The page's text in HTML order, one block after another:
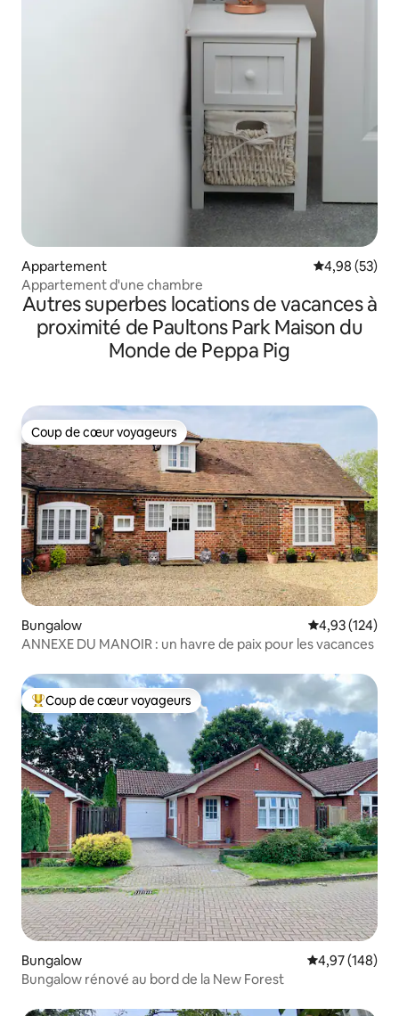
Appartement Évaluation
4,98 (53)
Appartement d'une chambre
Autres superbes locations de vacances à
proximité de Paultons Park Maison du
Monde de Peppa Pig
Coup de cœur voyageurs
Coup de cœur voyageurs
Bungalow Évaluation
4,93 (124)
ANNEXE DU MANOIR : un havre de paix pour les vacances
Coups de cœur voyageurs les plus appréciés
Coup de cœur voyageurs
Bungalow Évaluation
4,97 (148)
Bungalow rénové au bord de la New Forest